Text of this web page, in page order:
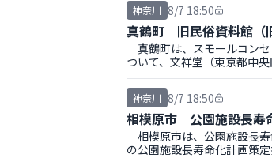
神奈川 8/7 18:50
真鶴町 旧民俗資料館（
真鶴町は、スモールコン
ついて、文祥堂（東京都中
神奈川 8/7 18:50
相模原市 公園施設長寿
相模原市は、公園施設長
の公園施設長寿命化計画策